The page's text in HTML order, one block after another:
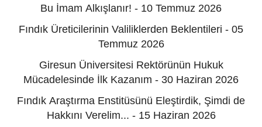
Bu İmam Alkışlanır! - 10 Temmuz 2026
Fındık Üreticilerinin Valiliklerden Beklentileri - 05
Temmuz 2026
Giresun Üniversitesi Rektörünün Hukuk
Mücadelesinde İlk Kazanım - 30 Haziran 2026
Fındık Araştırma Enstitüsünü Eleştirdik, Şimdi de
Hakkını Verelim... - 15 Haziran 2026